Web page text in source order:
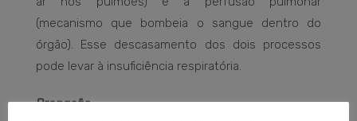
(mecanismo que bombeia o sangue dentro do
órgão). Esse descasamento dos dois processos
pode levar à insuficiência respiratória.
Pronação